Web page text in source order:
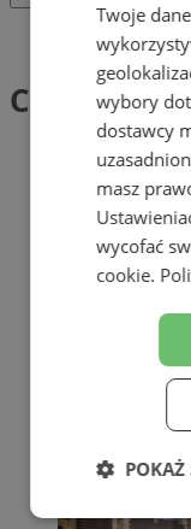
Tag: Chór
Chór
Twoje
wybory
dostawcy
masz
wycofać
cookie.
POKAŻ